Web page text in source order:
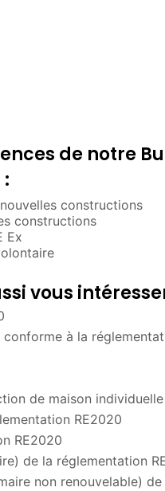
de notre
constructions
constructions
Ex
vous
à la
de maison individuelle
RE2020
RE2020
de la réglementation
non renouvelable) de